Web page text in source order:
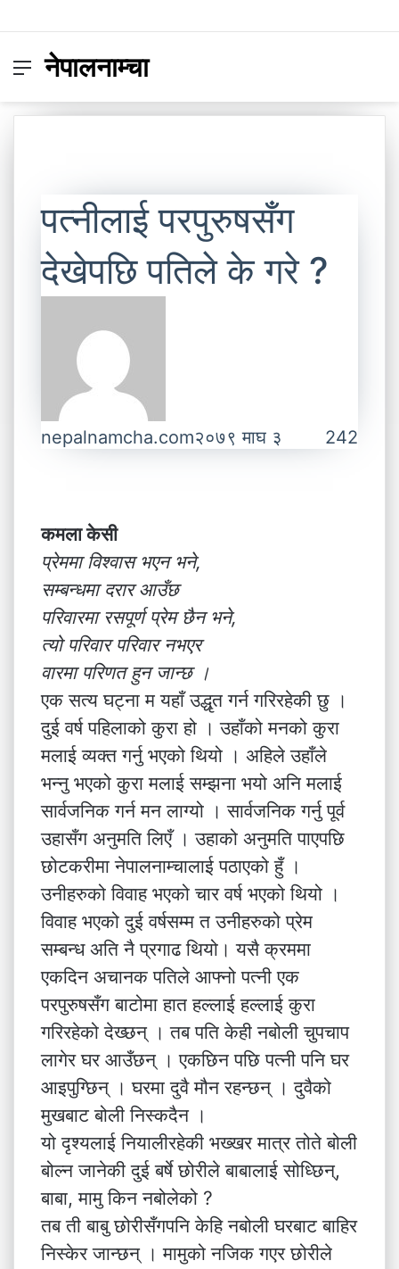
Menu
नेपालनाम्चा
पत्नीलाई परपुरुषसँग
देखेपछि पतिले के गरे ?
nepalnamcha.com२०७९ माघ ३ 242
कमला केसी
प्रेममा विश्वास भएन भने,
सम्बन्धमा दरार आउँछ
परिवारमा रसपूर्ण प्रेम छैन भने,
त्यो परिवार परिवार नभएर
वारमा परिणत हुन जान्छ ।
एक सत्य घट्ना म यहाँ उद्धृत गर्न गरिरहेकी छु ।
दुई वर्ष पहिलाको कुरा हो । उहाँको मनको कुरा
मलाई व्यक्त गर्नु भएको थियो । अहिले उहाँले
भन्नु भएको कुरा मलाई सम्झना भयो अनि मलाई
सार्वजनिक गर्न मन लाग्यो । सार्वजनिक गर्नु पूर्व
उहासँग अनुमति लिएँ । उहाको अनुमति पाएपछि
छोटकरीमा नेपालनाम्चालाई पठाएको हुँ ।
उनीहरुको विवाह भएको चार वर्ष भएको थियो ।
विवाह भएको दुई वर्षसम्म त उनीहरुको प्रेम
सम्बन्ध अति नै प्रगाढ थियो। यसै क्रममा
एकदिन अचानक पतिले आफ्नो पत्नी एक
परपुरुषसँग बाटोमा हात हल्लाई हल्लाई कुरा
गरिरहेको देख्छन् । तब पति केही नबोली चुपचाप
लागेर घर आउँछन् । एकछिन पछि पत्नी पनि घर
आइपुग्छिन् । घरमा दुवै मौन रहन्छन् । दुवैको
मुखबाट बोली निस्कदैन ।
यो दृश्यलाई नियालीरहेकी भख्खर मात्र तोते बोली
बोल्न जानेकी दुई बर्षे छोरीले बाबालाई सोध्छिन्,
बाबा, मामु किन नबोलेको ?
तब ती बाबु छोरीसँगपनि केहि नबोली घरबाट बाहिर
निस्केर जान्छन् । मामुको नजिक गएर छोरीले